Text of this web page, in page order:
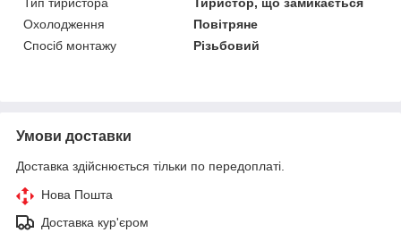
Охолодження
Повітряне
Спосіб монтажу
Різьбовий
Умови доставки
Доставка здійснюється тільки по передоплаті.
Нова Пошта
Доставка кур'єром